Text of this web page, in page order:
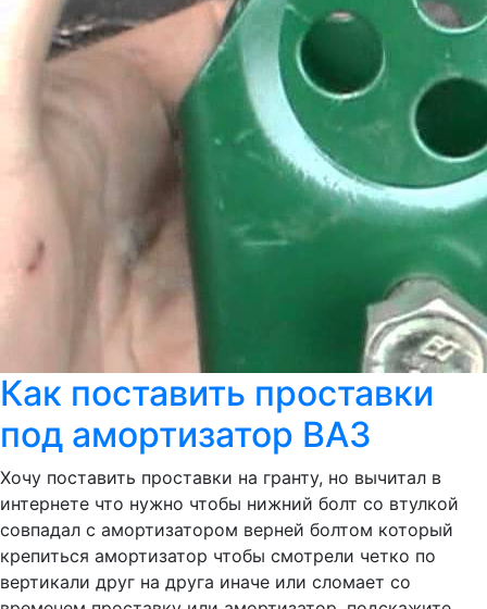
Как поставить проставки
под амортизатор ВАЗ
Хочу поставить проставки на гранту, но вычитал в
интернете что нужно чтобы нижний болт со втулкой
совпадал с амортизатором верней болтом который
крепиться амортизатор чтобы смотрели четко по
вертикали друг на друга иначе или сломает со